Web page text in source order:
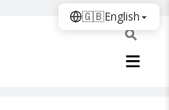
🇬🇧English